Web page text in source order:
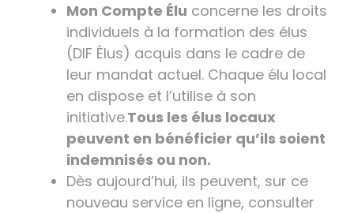
Mon Compte Élu concerne les droits
individuels à la formation des élus
(DIF Élus) acquis dans le cadre de
leur mandat actuel. Chaque élu local
en dispose et l’utilise à son
initiative.Tous les élus locaux
peuvent en bénéficier qu’ils soient
indemnisés ou non.
Dès aujourd’hui, ils peuvent, sur ce
nouveau service en ligne, consulter